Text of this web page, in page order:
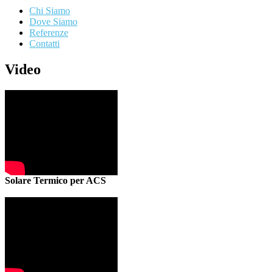
Chi Siamo
Dove Siamo
Referenze
Contatti
Video
Solare Termico per ACS